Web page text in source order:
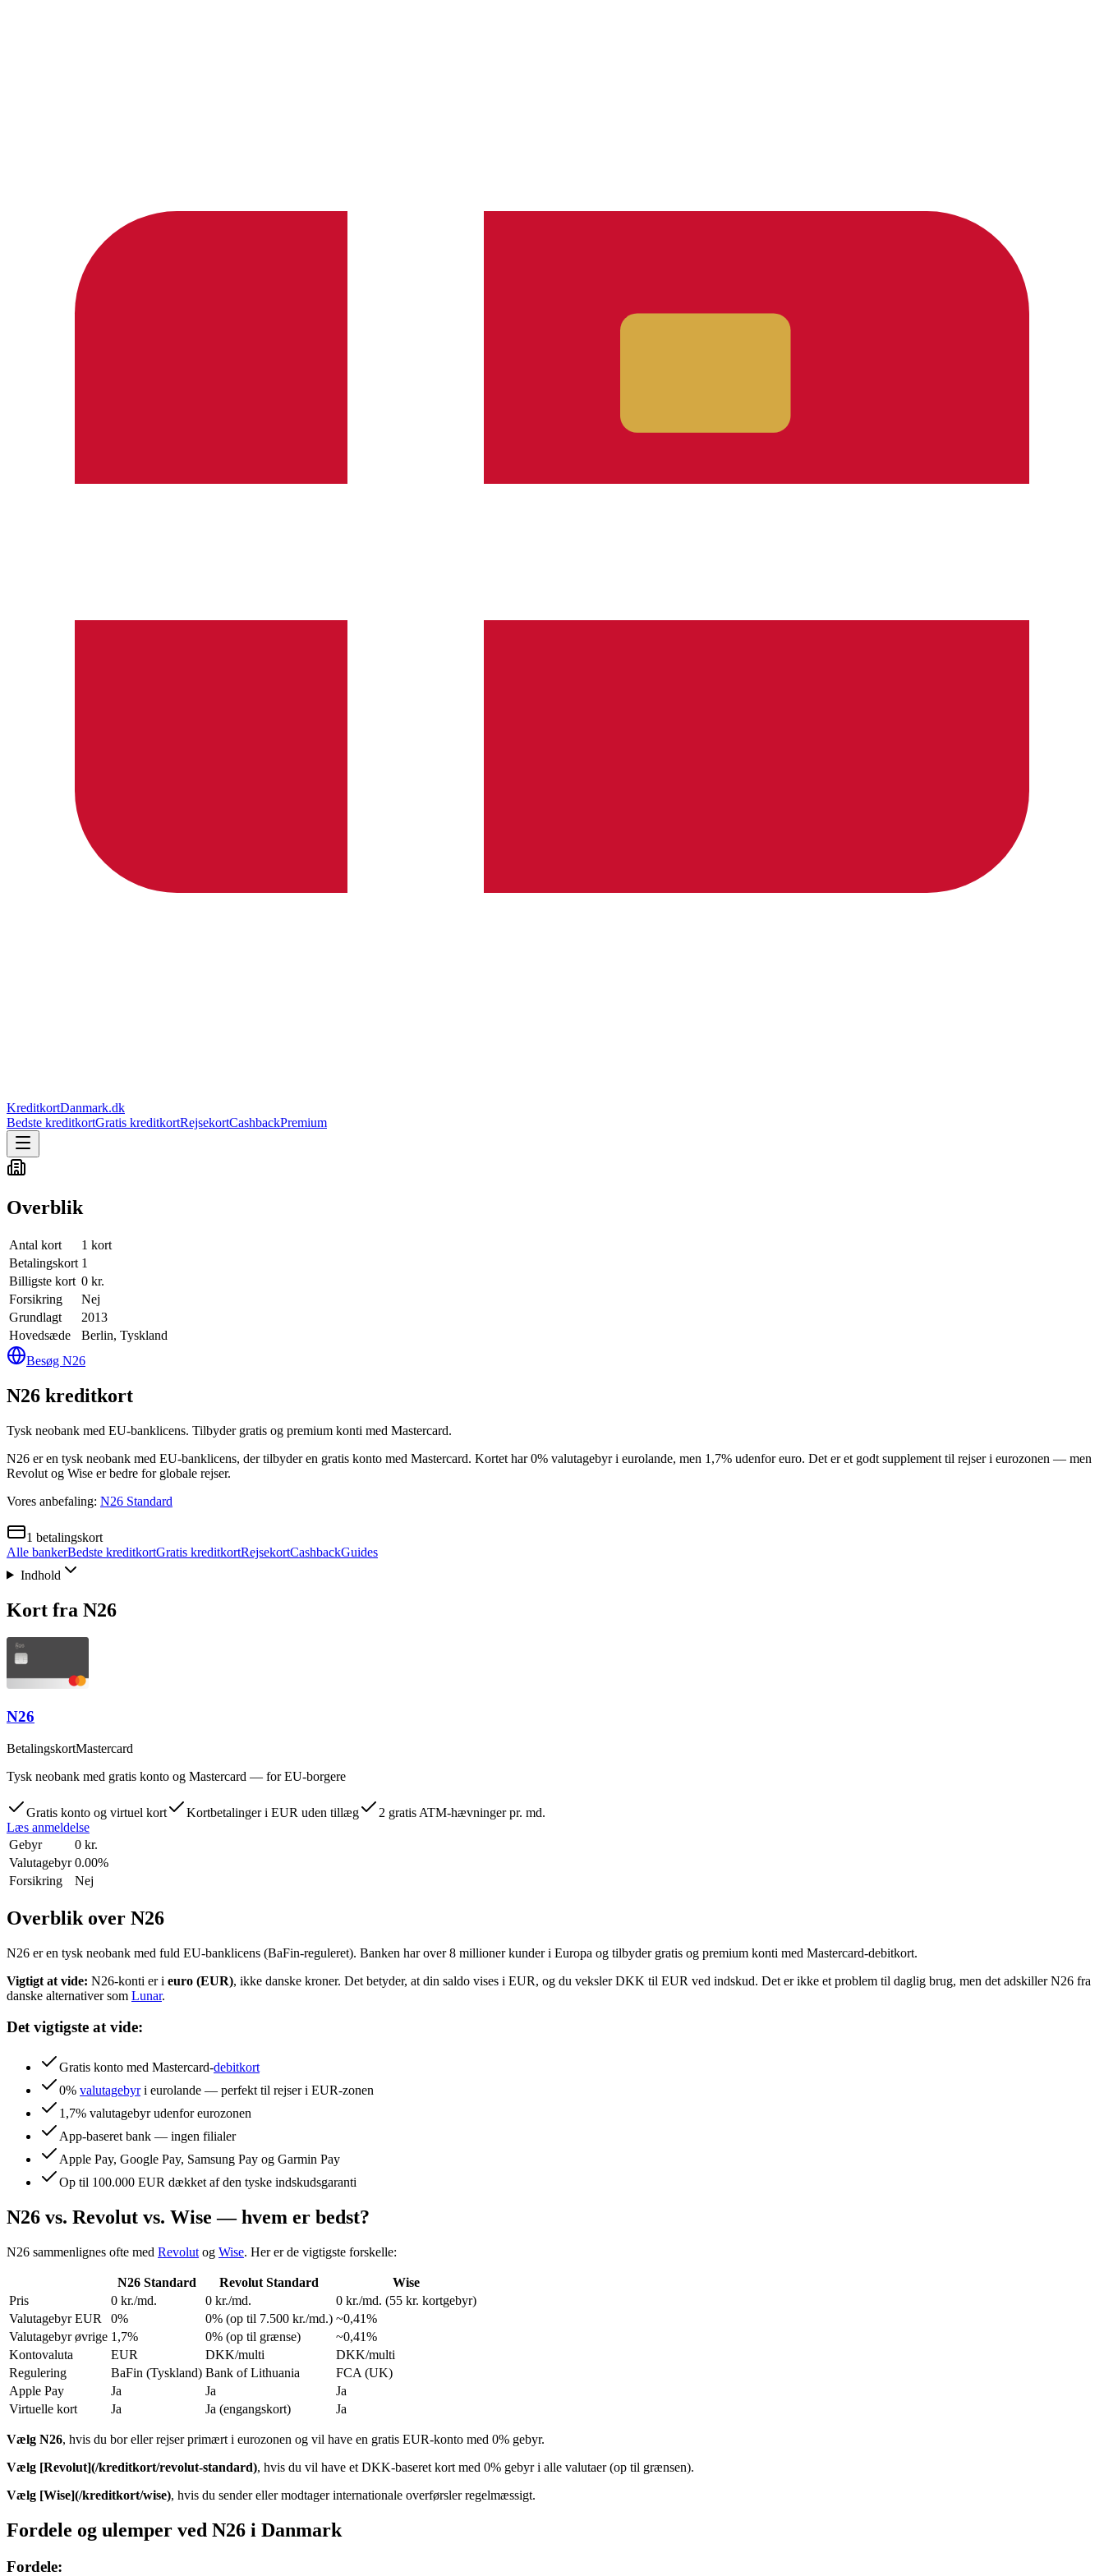
KreditkortDanmark.dk
Bedste kreditkortGratis kreditkortRejsekortCashbackPremium
Overblik
Antal kort
1 kort
Betalingskort 1
Billigste kort 0 kr.
Forsikring
Nej
Grundlagt
2013
Hovedsæde
Berlin, Tyskland
Besøg N26
N26 kreditkort
Tysk neobank med EU-banklicens. Tilbyder gratis og premium konti med Mastercard.
N26 er en tysk neobank med EU-banklicens, der tilbyder en gratis konto med Mastercard. Kortet har 0% valutagebyr i eurolande, men 1,7% udenfor euro. Det er et godt supplement til rejser i eurozonen — men
Revolut og Wise er bedre for globale rejser.
Vores anbefaling: N26 Standard
1 betalingskort
Alle bankerBedste kreditkortGratis kreditkortRejsekortCashbackGuides
Indhold
Kort fra N26
N26
BetalingskortMastercard
Tysk neobank med gratis konto og Mastercard — for EU-borgere
Gratis konto og virtuel kort Kortbetalinger i EUR uden tillæg
2 gratis ATM-hævninger pr. md.
Læs anmeldelse
Gebyr
0 kr.
Valutagebyr 0.00%
Forsikring
Nej
Overblik over N26
N26 er en tysk neobank med fuld EU-banklicens (BaFin-reguleret). Banken har over 8 millioner kunder i Europa og tilbyder gratis og premium konti med Mastercard-debitkort.
Vigtigt at vide: N26-konti er i euro (EUR), ikke danske kroner. Det betyder, at din saldo vises i EUR, og du veksler DKK til EUR ved indskud. Det er ikke et problem til daglig brug, men det adskiller N26 fra
danske alternativer som Lunar.
Det vigtigste at vide:
Gratis konto med Mastercard-debitkort
0% valutagebyri eurolande — perfekt til rejser i EUR-zonen
1,7% valutagebyr udenfor eurozonen
App-baseret bank — ingen filialer
Apple Pay, Google Pay, Samsung Pay og Garmin Pay
Op til 100.000 EUR dækket af den tyske indskudsgaranti
N26 vs. Revolut vs. Wise — hvem er bedst?
N26 sammenlignes ofte med Revolut og Wise. Her er de vigtigste forskelle:
N26 Standard Revolut Standard
Wise
Pris
0 kr./md. 0 kr./md.
0 kr./md. (55 kr. kortgebyr)
Valutagebyr EUR
0% 0% (op til 7.500 kr./md.) ~0,41%
Valutagebyr øvrige 1,7% 0% (op til grænse)
~0,41%
Kontovaluta
EUR DKK/multi
DKK/multi
Regulering
BaFin (Tyskland) Bank of Lithuania
FCA (UK)
Apple Pay
Ja Ja
Ja
Virtuelle kort
Ja Ja (engangskort) Ja
Vælg N26, hvis du bor eller rejser primært i eurozonen og vil have en gratis EUR-konto med 0% gebyr.
Vælg [Revolut](/kreditkort/revolut-standard), hvis du vil have et DKK-baseret kort med 0% gebyr i alle valutaer (op til grænsen).
Vælg [Wise](/kreditkort/wise), hvis du sender eller modtager internationale overførsler regelmæssigt.
Fordele og ulemper ved N26 i Danmark
Fordele: